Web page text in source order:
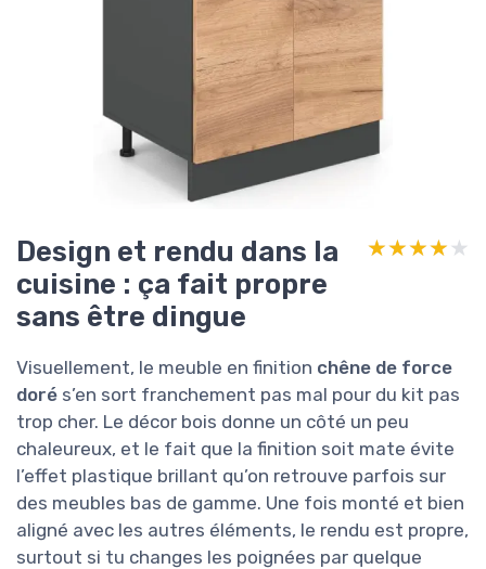
Design et rendu dans la
cuisine : ça fait propre
sans être dingue
★★★★★
★★★★★
Visuellement, le meuble en finition chêne de force
doré s’en sort franchement pas mal pour du kit pas
trop cher. Le décor bois donne un côté un peu
chaleureux, et le fait que la finition soit mate évite
l’effet plastique brillant qu’on retrouve parfois sur
des meubles bas de gamme. Une fois monté et bien
aligné avec les autres éléments, le rendu est propre,
surtout si tu changes les poignées par quelque